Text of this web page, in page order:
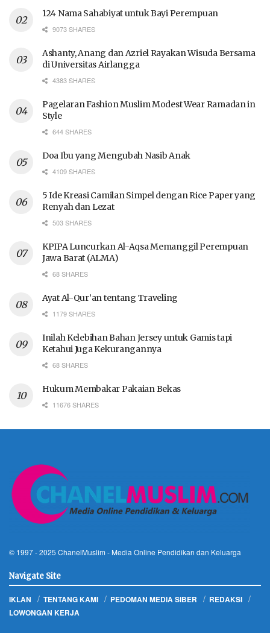
124 Nama Sahabiyat untuk Bayi Perempuan
9073 SHARES
Ashanty, Anang dan Azriel Rayakan Wisuda Bersama
di Universitas Airlangga
4383 SHARES
Pagelaran Fashion Muslim Modest Wear Ramadan in
Style
644 SHARES
Doa Ibu yang Mengubah Nasib Anak
4109 SHARES
5 Ide Kreasi Camilan Simpel dengan Rice Paper yang
Renyah dan Lezat
503 SHARES
KPIPA Luncurkan Al-Aqsa Memanggil Perempuan
Jawa Barat (ALMA)
68 SHARES
Ayat Al-Qur’an tentang Traveling
1179 SHARES
Inilah Kelebihan Bahan Jersey untuk Gamis tapi
Ketahui Juga Kekurangannya
68 SHARES
Hukum Membakar Pakaian Bekas
11676 SHARES
© 1997 - 2025 ChanelMuslim - Media Online Pendidikan dan Keluarga
Navigate Site
IKLAN TENTANG KAMI PEDOMAN MEDIA SIBER
REDAKSI
LOWONGAN KERJA